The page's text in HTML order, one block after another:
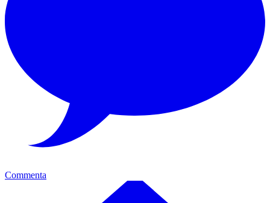
Commenta